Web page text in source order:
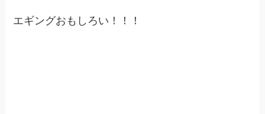
エギングおもしろい！！！